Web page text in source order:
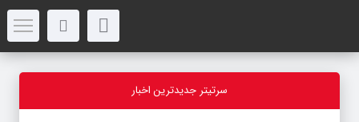
سرتیتر جدیدترین اخبار